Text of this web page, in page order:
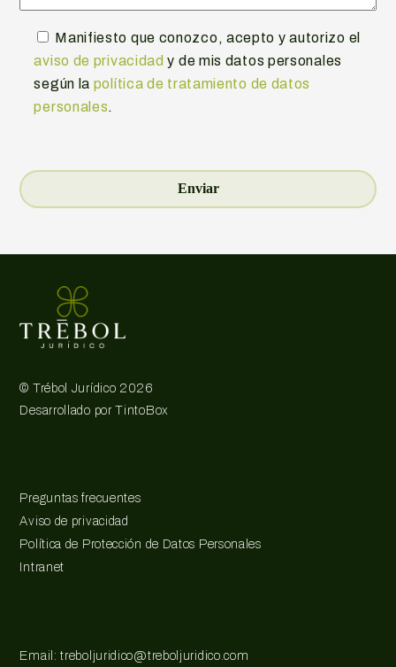
Manifiesto que conozco, acepto y autorizo el
aviso de privacidad y de mis datos personales
según la política de tratamiento de datos
personales.
© Trébol Jurídico 2026
Desarrollado porTintoBox
Preguntas frecuentes
Aviso de privacidad
Política de Protección de Datos Personales
Intranet
Email: treboljuridico@treboljuridico.com